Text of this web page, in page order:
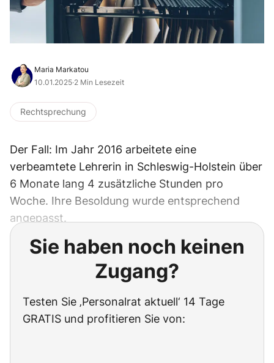
Maria Markatou
10.01.2025·2 Min Lesezeit
Rechtsprechung
Der Fall: Im Jahr 2016 arbeitete eine
verbeamtete Lehrerin in Schleswig-Holstein über
6 Monate lang 4 zusätzliche Stunden pro
Woche. Ihre Besoldung wurde entsprechend
angepasst.
Sie haben noch keinen
Zugang?
Testen Sie ‚Personalrat aktuell‘ 14 Tage
GRATIS und profitieren Sie von: